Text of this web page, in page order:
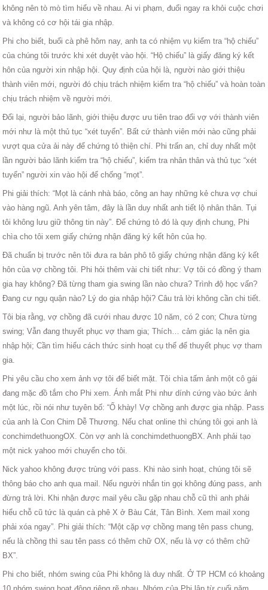
không nên tò mò tìm hiểu về nhau. Ai vi phạm, đuổi ngay ra khỏi cuộc chơi
và không có cơ hội tái gia nhập.
Phi cho biết, buổi cà phê hôm nay, anh ta có nhiệm vụ kiểm tra “hộ chiếu”
của chúng tôi trước khi xét duyệt vào hội. “Hộ chiếu” là giấy đăng ký kết
hôn của người xin nhập hội. Quy định của hội là, người nào giới thiệu
thành viên mới, người đó chịu trách nhiệm kiểm tra “hộ chiếu” và hoàn toàn
chịu trách nhiệm về người mới.
Đổi lại, người bảo lãnh, giới thiệu được ưu tiên trao đổi vợ với thành viên
mới như là một thủ tục “xét tuyển”. Bất cứ thành viên mới nào cũng phải
vượt qua cửa ải này để chứng tỏ thiện chí. Phi trấn an, chỉ duy nhất một
lần người bảo lãnh kiểm tra “hộ chiếu”, kiểm tra nhân thân và thủ tục “xét
tuyển” người xin vào hội để chống “mọt”.
Phi giải thích: “Mọt là cánh nhà báo, công an hay những kẻ chưa vợ chui
vào hàng ngũ. Anh yên tâm, đây là lần duy nhất anh tiết lộ nhân thân. Tụi
tôi không lưu giữ thông tin này”. Để chứng tỏ đó là quy định chung, Phi
chìa cho tôi xem giấy chứng nhận đăng ký kết hôn của họ.
Đã chuẩn bị trước nên tôi đưa ra bản phô tô giấy chứng nhận đăng ký kết
hôn của vợ chồng tôi. Phi hỏi thêm vài chi tiết như: Vợ tôi có đồng ý tham
gia hay không? Đã từng tham gia swing lần nào chưa? Trình độ học vấn?
Đang cư ngụ quận nào? Lý do gia nhập hội? Câu trả lời không cần chi tiết.
Tôi bịa rằng, vợ chồng đã cưới nhau được 10 năm, có 2 con; Chưa từng
swing; Vẫn đang thuyết phục vợ tham gia; Thích… cảm giác lạ nên gia
nhập hội; Cần tìm hiểu cách thức sinh hoạt cụ thể để thuyết phục vợ tham
gia.
Phi yêu cầu cho xem ảnh vợ tôi để biết mặt. Tôi chìa tấm ảnh một cô gái
đang mặc đồ tắm cho Phi xem. Ánh mắt Phi như dính cứng vào bức ảnh
một lúc, rồi nói như tuyên bố: “Ố khày! Vợ chồng anh được gia nhập. Pass
của anh là Con Chim Dễ Thương. Nếu chat online thì chúng tôi gọi anh là
conchimdethuongOX. Còn vợ anh là conchimdethuongBX. Anh phải tạo
một nick yahoo mới chuyển cho tôi.
Nick yahoo không được trùng với pass. Khi nào sinh hoạt, chúng tôi sẽ
thông báo cho anh qua mail. Nếu người nhắn tin gọi không đúng pass, anh
đừng trả lời. Khi nhận được mail yêu cầu gặp nhau chỗ cũ thì anh phải
hiểu chỗ cũ tức là quán cà phê X ở Bàu Cát, Tân Bình. Xem mail xong
phải xóa ngay”. Phi giải thích: “Một cặp vợ chồng mang tên pass chung,
nếu là chồng thì sau tên pass có thêm chữ OX, nếu là vợ có thêm chữ
BX”.
Phi cho biết, nhóm swing của Phi không là duy nhất. Ở TP HCM có khoảng